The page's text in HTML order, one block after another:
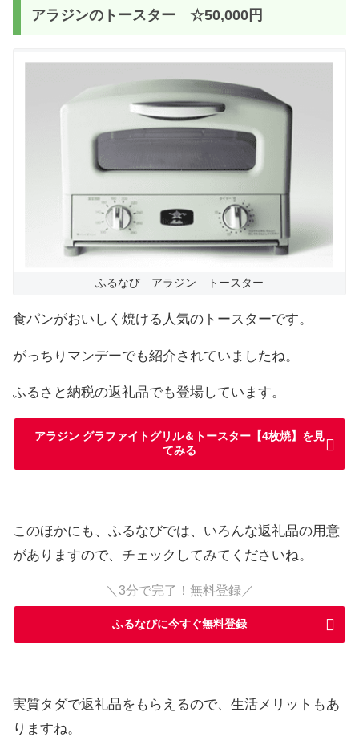
アラジンのトースター ☆50,000円
ふるなび アラジン トースター
食パンがおいしく焼ける人気のトースターです。
がっちりマンデーでも紹介されていましたね。
ふるさと納税の返礼品でも登場しています。
アラジン グラファイトグリル＆トースター【4枚焼】を見
てみる
このほかにも、ふるなびでは、いろんな返礼品の用意
がありますので、チェックしてみてくださいね。
＼3分で完了！無料登録／
ふるなびに今すぐ無料登録
実質タダで返礼品をもらえるので、生活メリットもあ
りますね。